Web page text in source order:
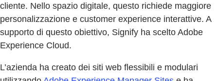
cliente. Nello spazio digitale, questo richiede maggiore
personalizzazione e customer experience interattive. A
supporto di questo obiettivo, Signify ha scelto Adobe
Experience Cloud.
L’azienda ha creato dei siti web flessibili e modulari